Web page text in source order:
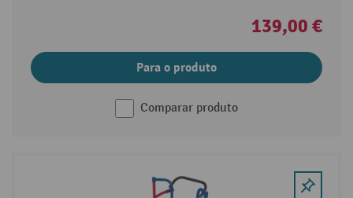
139,00 €
Para o produto
Comparar produto